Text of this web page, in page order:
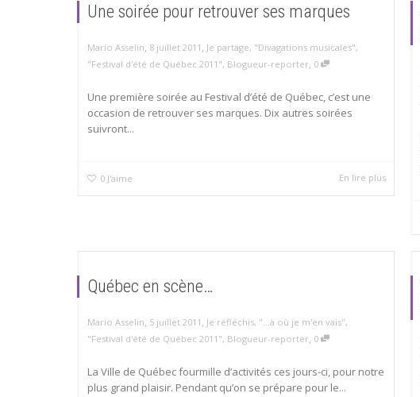
Une soirée pour retrouver ses marques
Mario Asselin, 8 juillet 2011 , Je partage, "Divagations musicales",
"Festival d'été de Québec 2011", Blogueur-reporter, 0
Une première soirée au Festival d’été de Québec, c’est une
occasion de retrouver ses marques. Dix autres soirées
suivront...
0 J'aime En lire plus
Québec en scène…
Mario Asselin, 5 juillet 2011 , Je réfléchis, "...à où je m'en vais",
"Festival d'été de Québec 2011", Blogueur-reporter, 0
La Ville de Québec fourmille d’activités ces jours-ci, pour notre
plus grand plaisir. Pendant qu’on se prépare pour le...